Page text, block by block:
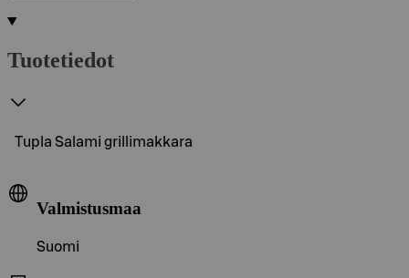
Tuotetiedot
Tupla Salami grillimakkara
Valmistusmaa
Suomi